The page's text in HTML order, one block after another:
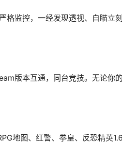
格监控，一经发现透视、自瞄立
版本互通，同台竞技。无论你
地图、红警、拳皇、反恐精英